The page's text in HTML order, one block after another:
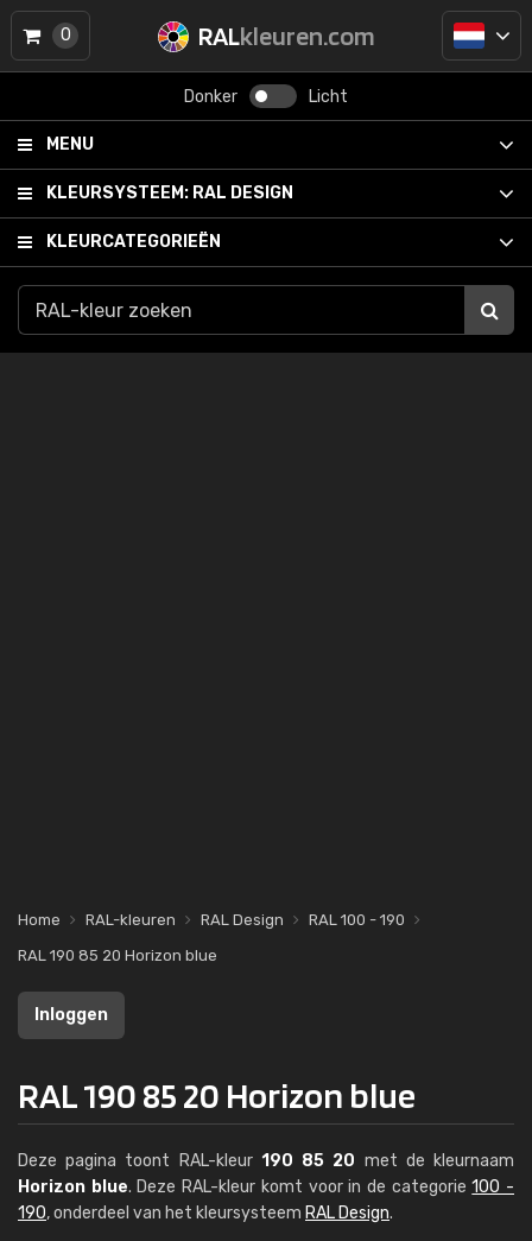
RALkleuren.com
Donker Licht
MENU
KLEURSYSTEEM: RAL DESIGN
KLEURCATEGORIEËN
0
Home RAL-kleuren RAL Design
RAL 100 - 190
RAL 190 85 20 Horizon blue
Inloggen
RAL 190 85 20 Horizon blue
Deze pagina toont RAL-kleur 190 85 20 met de kleurnaam
Horizon blue. Deze RAL-kleur komt voor in de categorie100 -
190, onderdeel van het kleursysteem RAL Design.